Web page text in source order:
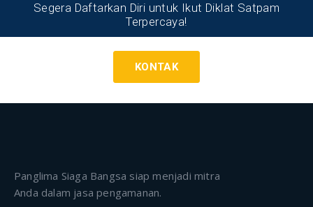
Segera Daftarkan Diri untuk Ikut Diklat Satpam
Terpercaya!
KONTAK
Panglima Siaga Bangsa siap menjadi mitra
Anda dalam jasa pengamanan.